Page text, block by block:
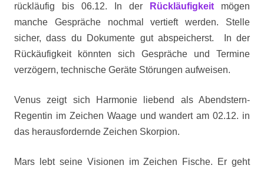
rückläufig bis 06.12. In der
Rückläufigkeit mögen
manche Gespräche nochmal vertieft werden. Stelle
sicher, dass du Dokumente gut abspeicherst. In der
Rückäufigkeit könnten sich Gespräche und Termine
verzögern, technische Geräte Störungen aufweisen.
Venus zeigt sich Harmonie liebend als Abendstern-
Regentin im Zeichen Waage und wandert am 02.12. in
das herausfordernde Zeichen Skorpion.
Mars lebt seine Visionen im Zeichen Fische. Er geht